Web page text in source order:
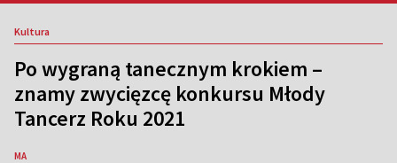
Kultura
Po wygraną tanecznym krokiem –
znamy zwycięzcę konkursu Młody
Tancerz Roku 2021
MA